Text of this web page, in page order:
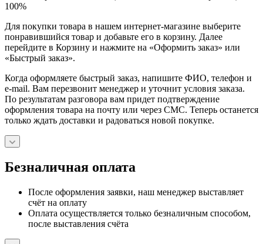
100%
Для покупки товара в нашем интернет-магазине выберите
понравившийся товар и добавьте его в корзину. Далее
перейдите в Корзину и нажмите на «Оформить заказ» или
«Быстрый заказ».
Когда оформляете быстрый заказ, напишите ФИО, телефон и
e-mail. Вам перезвонит менеджер и уточнит условия заказа.
По результатам разговора вам придет подтверждение
оформления товара на почту или через СМС. Теперь останется
только ждать доставки и радоваться новой покупке.
Безналичная оплата
После оформления заявки, наш менеджер выставляет
счёт на оплату
Оплата осуществляется только безналичным способом,
после выставления счёта